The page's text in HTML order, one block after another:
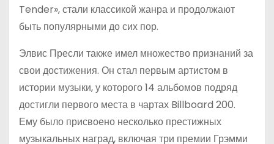
Tender», стали классикой жанра и продолжают
быть популярными до сих пор.
Элвис Пресли также имел множество признаний за
свои достижения. Он стал первым артистом в
истории музыки, у которого 14 альбомов подряд
достигли первого места в чартах Billboard 200.
Ему было присвоено несколько престижных
музыкальных наград, включая три премии Грэмми